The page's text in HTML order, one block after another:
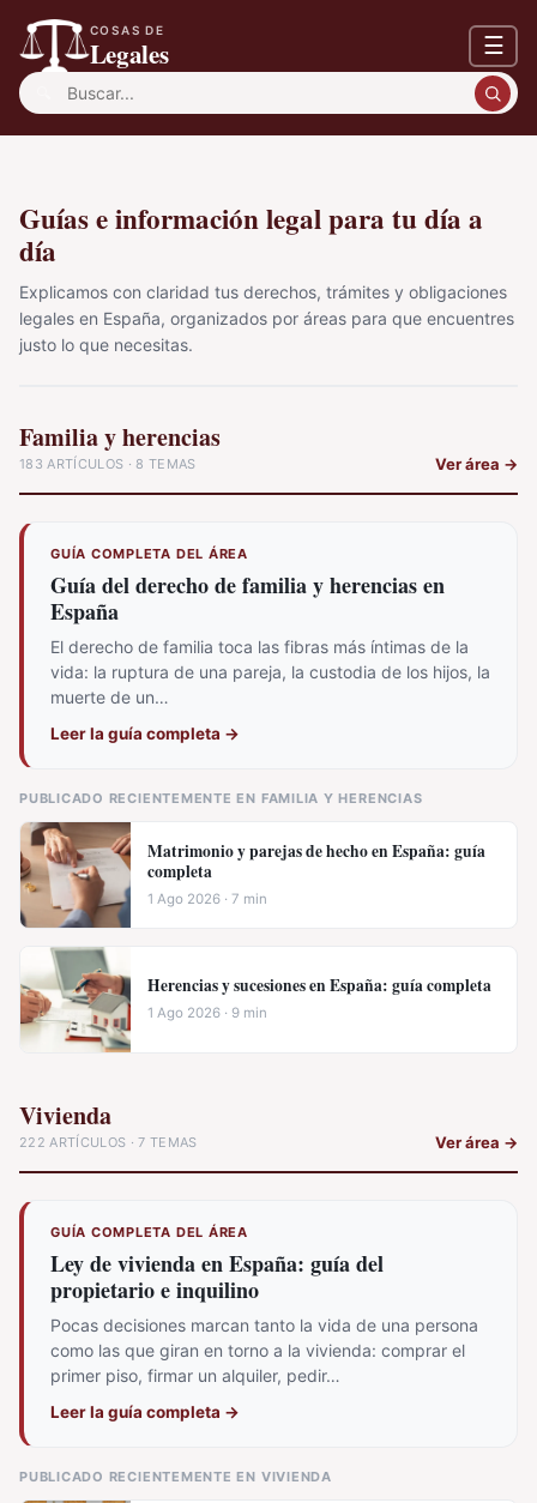
COSAS DE
Legales ☰
Buscar:
Guías e información legal para tu día a
día
Explicamos con claridad tus derechos, trámites y obligaciones
legales en España, organizados por áreas para que encuentres
justo lo que necesitas.
Familia y herencias
183 ARTÍCULOS · 8 TEMAS Ver área →
GUÍA COMPLETA DEL ÁREA
Guía del derecho de familia y herencias en
España
El derecho de familia toca las fibras más íntimas de la
vida: la ruptura de una pareja, la custodia de los hijos, la
muerte de un…
Leer la guía completa →
PUBLICADO RECIENTEMENTE EN FAMILIA Y HERENCIAS
Matrimonio y parejas de hecho en España: guía
completa
1 Ago 2026 · 7 min
Herencias y sucesiones en España: guía completa
1 Ago 2026 · 9 min
Vivienda
222 ARTÍCULOS · 7 TEMAS Ver área →
GUÍA COMPLETA DEL ÁREA
Ley de vivienda en España: guía del
propietario e inquilino
Pocas decisiones marcan tanto la vida de una persona
como las que giran en torno a la vivienda: comprar el
primer piso, firmar un alquiler, pedir…
Leer la guía completa →
PUBLICADO RECIENTEMENTE EN VIVIENDA